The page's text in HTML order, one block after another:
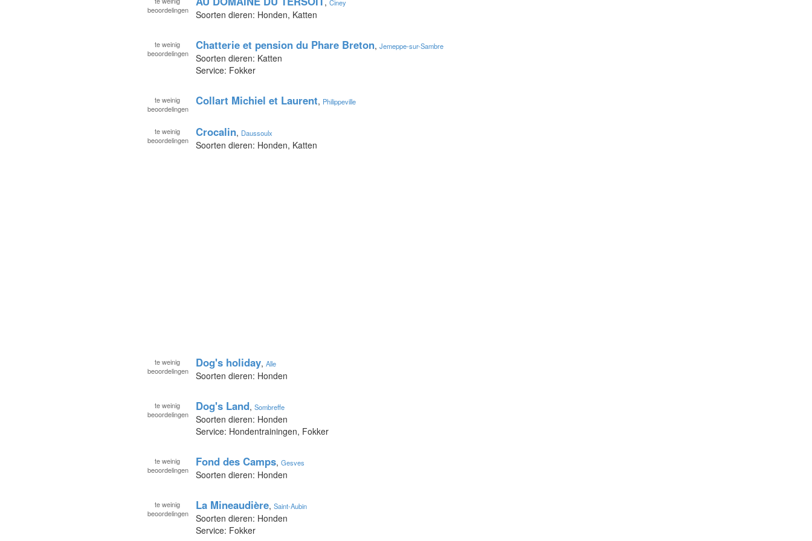
beoordelingen
Ciney
Soorten dieren: Honden, Katten
te weinig
beoordelingen
Chatterie et pension du Phare Breton, Jemeppe-sur-Sambre
Soorten dieren: Katten
Service: Fokker
te weinig
beoordelingen
Collart Michiel et Laurent, Philippeville
te weinig
beoordelingen
Crocalin, Daussoulx
Soorten dieren: Honden, Katten
te weinig
beoordelingen
Dog's holiday, Alle
Soorten dieren: Honden
te weinig
beoordelingen
Dog's Land, Sombreffe
Soorten dieren: Honden
Service: Hondentrainingen, Fokker
te weinig
beoordelingen
Fond des Camps, Gesves
Soorten dieren: Honden
te weinig
beoordelingen
La Mineaudière, Saint-Aubin
Soorten dieren: Honden
Service: Fokker